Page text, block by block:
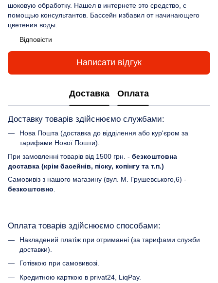
шоковую обработку. Нашел в интернете это средство, с
помощью консультантов. Бассейн избавил от начинающего
цветения воды.
Відповісти
Написати відгук
Доставка Оплата
Доставку товарів здійснюємо службами:
Нова Пошта (доставка до відділення або кур'єром за
тарифами Нової Пошти).
При замовленні товарів від 1500 грн. - безкоштовна
доставка (крім басейнів, піску, копінгу та т.п.)
Самовивіз з нашого магазину (вул. М. Грушевського,6) -
безкоштовно
Оплата товарів здійснюємо способами:
Накладений платіж при отриманні (за тарифами служби
доставки).
Готівкою при самовивозі.
Кредитною карткою в privat24, LiqPay.